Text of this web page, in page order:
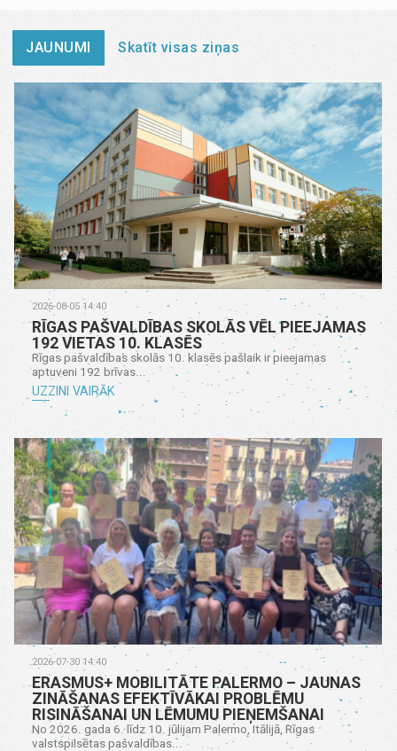
JAUNUMI Skatīt visas ziņas
2026-08-05 14:40
RĪGAS PAŠVALDĪBAS SKOLĀS VĒL PIEEJAMAS
192 VIETAS 10. KLASĒS
Rīgas pašvaldības skolās 10. klasēs pašlaik ir pieejamas
aptuveni 192 brīvas...
UZZINI VAIRĀK
2026-07-30 14:40
ERASMUS+ MOBILITĀTE PALERMO – JAUNAS
ZINĀŠANAS EFEKTĪVĀKAI PROBLĒMU
RISINĀŠANAI UN LĒMUMU PIEŅEMŠANAI
No 2026. gada 6. līdz 10. jūlijam Palermo, Itālijā, Rīgas
valstspilsētas pašvaldības...